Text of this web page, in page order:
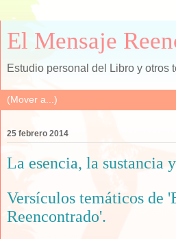
El Mensaje
Estudio personal del Libro y otros
25 febrero 2014
La esencia, la sustancia
Versículos temáticos de
Reencontrado'.